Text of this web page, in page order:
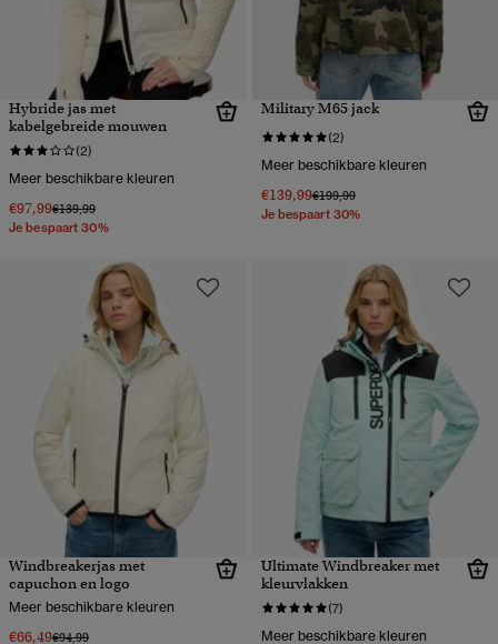
Hybride jas met
kabelgebreide mouwen
(2)
Meer beschikbare kleuren
€97,99Prijs verlaagd van
€139,99naar
Je bespaart 30%
Military M65 jack
(2)
Meer beschikbare kleuren
€139,99Prijs verlaagd van
€199,99naar
Je bespaart 30%
Windbreakerjas met
capuchon en logo
Meer beschikbare kleuren
€66,49Prijs verlaagd van
€94,99naar
Ultimate Windbreaker met
kleurvlakken
(7)
Meer beschikbare kleuren